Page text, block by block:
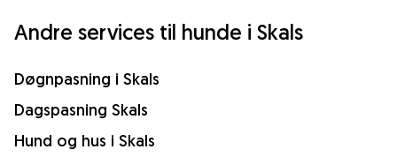
Andre services til hunde i Skals
Døgnpasning i Skals
Dagspasning Skals
Hund og hus i Skals